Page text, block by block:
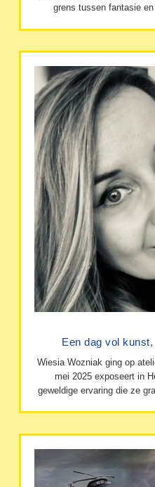
grens tussen fantasie
Een dag vol
Wiesia Wozniak ging op
mei 2025 exposeert in
geweldige ervaring die ze